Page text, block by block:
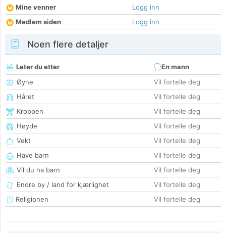
Mine venner
Logg inn
Medlem siden
Logg inn
Noen flere detaljer
Leter du etter
En mann
Øyne
Vil fortelle deg
Håret
Vil fortelle deg
Kroppen
Vil fortelle deg
Høyde
Vil fortelle deg
Vekt
Vil fortelle deg
Have barn
Vil fortelle deg
Vil du ha barn
Vil fortelle deg
Endre by / land for kjærlighet
Vil fortelle deg
Religionen
Vil fortelle deg